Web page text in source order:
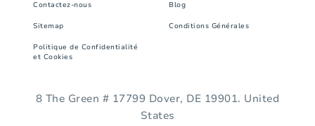
Contactez-nous Blog
Sitemap Conditions Générales
Politique de Confidentialité
et Cookies
8 The Green # 17799 Dover, DE 19901. United
States